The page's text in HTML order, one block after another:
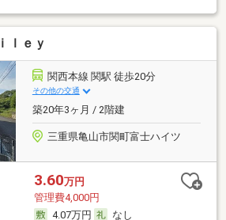
ｌｅｙ
関西本線 関駅 徒歩20分
その他の交通
築20年3ヶ月 / 2階建
三重県亀山市関町富士ハイツ
3.60万円
管理費4,000円
4.07万円
なし